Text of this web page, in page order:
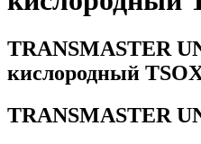
TRANSMASTER
кислородный
TRANSMASTER